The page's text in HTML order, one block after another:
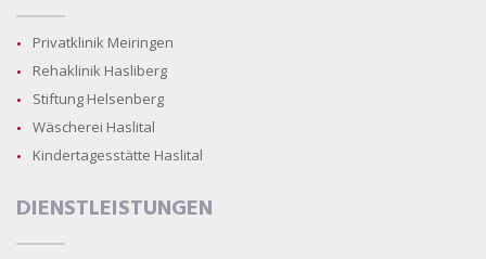
Privatklinik Meiringen
Rehaklinik Hasliberg
Stiftung Helsenberg
Wäscherei Haslital
Kindertagesstätte Haslital
DIENSTLEISTUNGEN